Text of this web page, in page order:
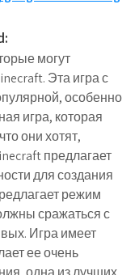
могут
Эта игра с
особенно
игра, которая
они хотят,
предлагает
для создания
режим
сражаться с
Игра имеет
ее очень